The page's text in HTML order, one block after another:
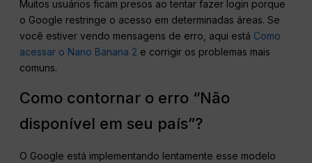
Muitos usuários ficam presos ao tentar fazer login porque
o Google restringe o acesso em determinadas áreas. Se
você estiver vendo mensagens de erro, aqui está Como
acessar o Nano Banana 2 e corrigir os problemas mais
comuns.
Como contornar o erro “Não
disponível em seu país”?
O Google está implementando lentamente esse modelo